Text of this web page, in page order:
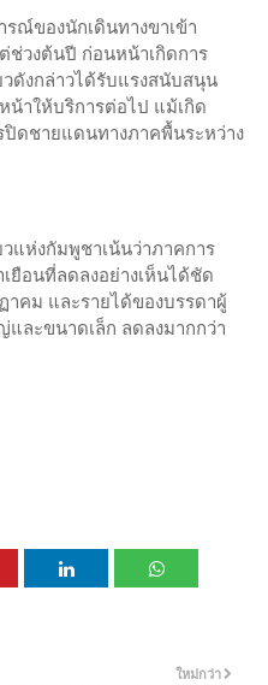
รณ์ของนักเดินทางขาเข้า
ช่วงต้นปี ก่อนหน้าเกิดการ
ดังกล่าวได้รับแรงสนับสนุน
น้าให้บริการต่อไป แม้เกิด
ปิดชายแดนทางภาคพื้นระหว่าง
แห่งกัมพูชาเน้นว่าภาคการ
ยือนที่ลดลงอย่างเห็นได้ชัด
าคม และรายได้ของบรรดาผู้
ละขนาดเล็ก ลดลงมากกว่า
ใหม่กว่า